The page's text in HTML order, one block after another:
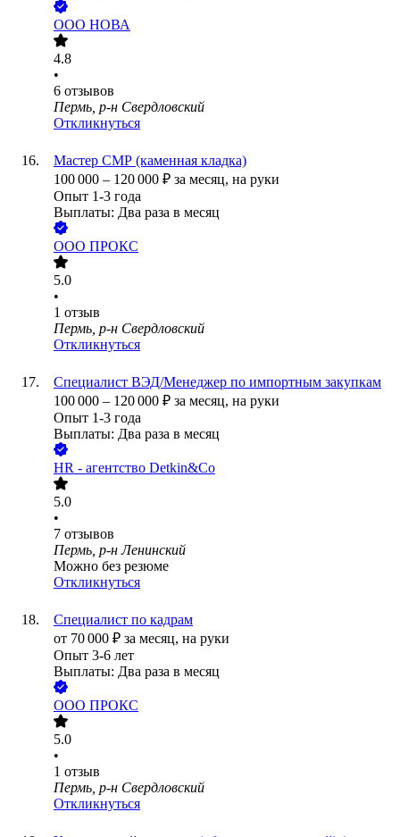
ООО НОВА
4.8
•
6 отзывов
Пермь, р-н Свердловский
Откликнуться
Мастер СМР (каменная кладка)
100 000 – 120 000 ₽ за месяц, на руки
Опыт 1-3 года
Выплаты: Два раза в месяц
ООО ПРОКС
5.0
•
1 отзыв
Пермь, р-н Свердловский
Откликнуться
Специалист ВЭД/Менеджер по импортным закупкам
100 000 – 120 000 ₽ за месяц, на руки
Опыт 1-3 года
Выплаты: Два раза в месяц
HR - агентство Detkin&Co
5.0
•
7 отзывов
Пермь, р-н Ленинский
Можно без резюме
Откликнуться
Специалист по кадрам
от 70 000 ₽ за месяц, на руки
Опыт 3-6 лет
Выплаты: Два раза в месяц
ООО ПРОКС
5.0
•
1 отзыв
Пермь, р-н Свердловский
Откликнуться